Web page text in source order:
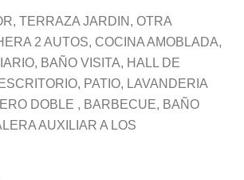
TERRAZA JARDIN, OTRA
2 AUTOS, COCINA AMOBLADA,
BAÑO VISITA, HALL DE
PATIO, LAVANDERIA
DOBLE , BARBECUE, BAÑO
AUXILIAR A LOS